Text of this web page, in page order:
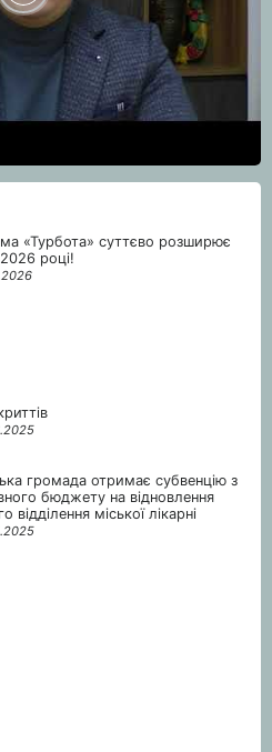
«Турбота» суттєво розширює
році!
громада отримає субвенцію з
бюджету на відновлення
відділення міської лікарні